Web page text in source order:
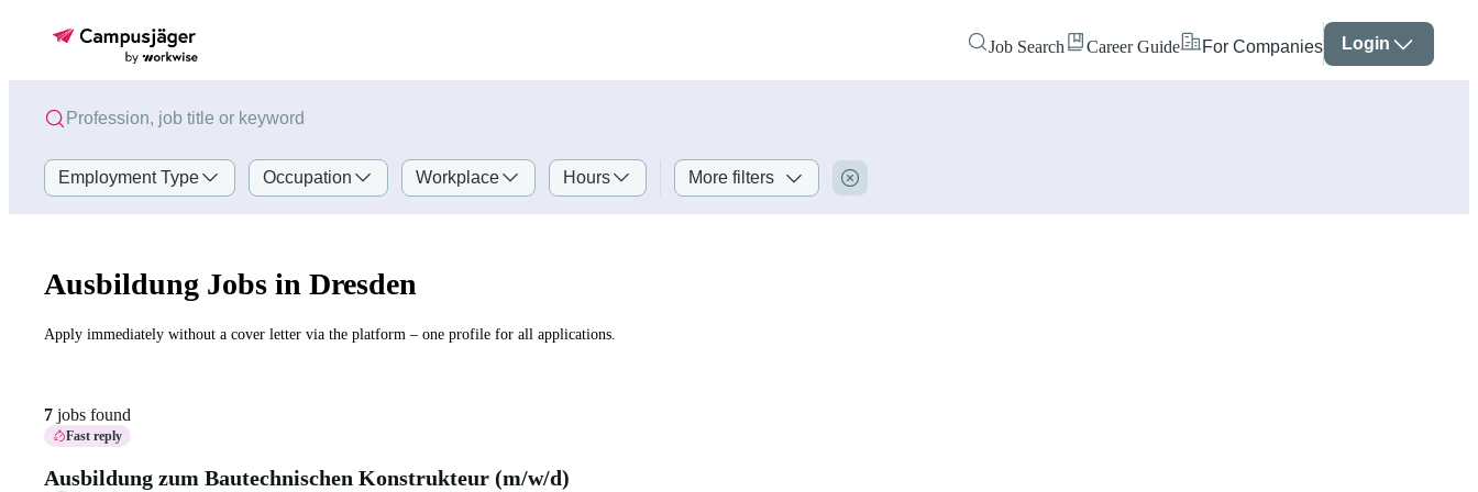
Job Search Career Guide For Companies Login
Employment Type Occupation Workplace Hours More filters
Ausbildung Jobs in Dresden
Apply immediately without a cover letter via the platform – one profile for all applications.
7 jobs found
Fast reply
Ausbildung zum Bautechnischen Konstrukteur (m/w/d)